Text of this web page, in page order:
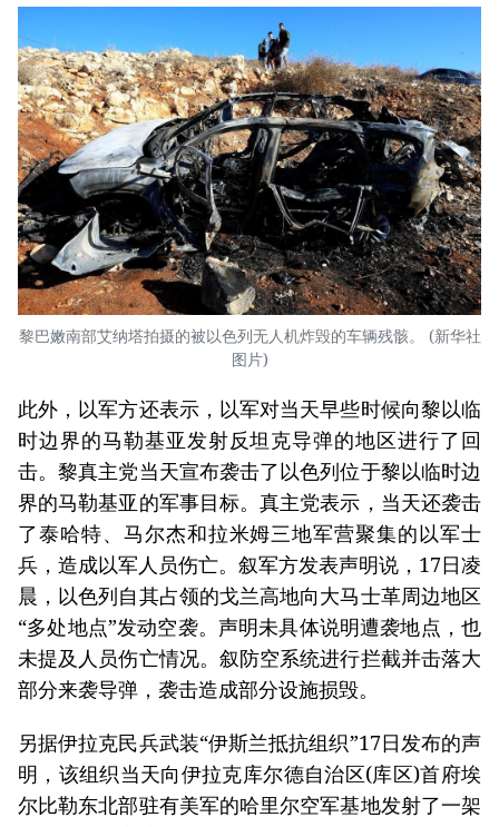
黎巴嫩南部艾纳塔拍摄的被以色列无人机炸毁的车辆残骸。 (新华社
图片)
此外，以军方还表示，以军对当天早些时候向黎以临
时边界的马勒基亚发射反坦克导弹的地区进行了回
击。黎真主党当天宣布袭击了以色列位于黎以临时边
界的马勒基亚的军事目标。真主党表示，当天还袭击
了泰哈特、马尔杰和拉米姆三地军营聚集的以军士
兵，造成以军人员伤亡。叙军方发表声明说，17日凌
晨，以色列自其占领的戈兰高地向大马士革周边地区
“多处地点”发动空袭。声明未具体说明遭袭地点，也
未提及人员伤亡情况。叙防空系统进行拦截并击落大
部分来袭导弹，袭击造成部分设施损毁。
另据伊拉克民兵武装“伊斯兰抵抗组织”17日发布的声
明，该组织当天向伊拉克库尔德自治区(库区)首府埃
尔比勒东北部驻有美军的哈里尔空军基地发射了一架